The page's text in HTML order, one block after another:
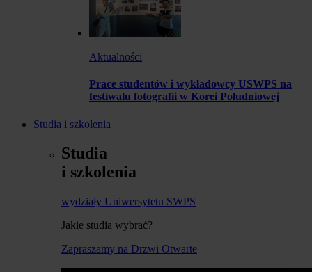
Aktualności
Prace studentów i wykładowcy USWPS na
festiwalu fotografii w Korei Południowej
Studia i szkolenia
Studia
i szkolenia
wydziały Uniwersytetu SWPS
Jakie studia wybrać?
Zapraszamy na Drzwi Otwarte